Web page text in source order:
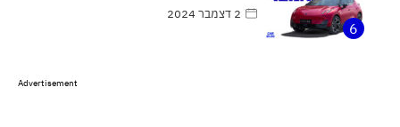
6
2 דצמבר 2024
Advertisement